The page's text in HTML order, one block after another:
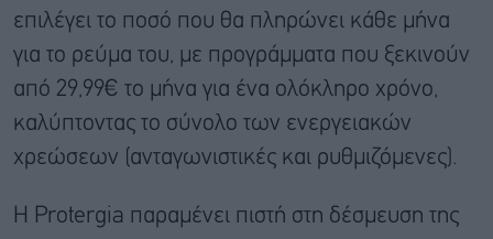
επιλέγει το ποσό που θα πληρώνει κάθε μήνα
για το ρεύμα του, με προγράμματα που ξεκινούν
από 29,99€ το μήνα για ένα ολόκληρο χρόνο,
καλύπτοντας το σύνολο των ενεργειακών
χρεώσεων (ανταγωνιστικές και ρυθμιζόμενες).
Η Protergia παραμένει πιστή στη δέσμευση της